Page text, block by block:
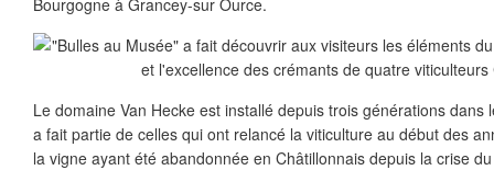
Bourgogne à Grancey-sur Ource.
Le domaine Van Hecke est installé depuis trois générations dans
a fait partie de celles qui ont relancé la viticulture au début des
la vigne ayant été abandonnée en Châtillonnais depuis la crise